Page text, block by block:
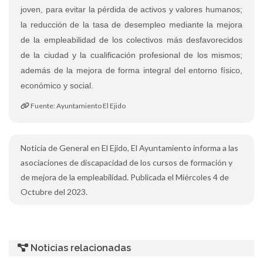
joven, para evitar la pérdida de activos y valores humanos;
la reducción de la tasa de desempleo mediante la mejora
de la empleabilidad de los colectivos más desfavorecidos
de la ciudad y la cualificación profesional de los mismos;
además de la mejora de forma integral del entorno físico,
económico y social.
Fuente: Ayuntamiento El Ejido
Noticia de General en El Ejido, El Ayuntamiento informa a las
asociaciones de discapacidad de los cursos de formación y
de mejora de la empleabilidad. Publicada el Miércoles 4 de
Octubre del 2023.
Noticias relacionadas